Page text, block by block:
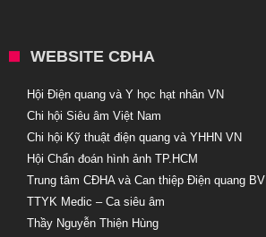
WEBSITE CĐHA
Hội Điện quang và Y học hạt nhân VN
Chi hội Siêu âm Việt Nam
Chi hội Kỹ thuật điện quang và YHHN VN
Hội Chẩn đoán hình ảnh TP.HCM
Trung tâm CĐHA và Can thiệp Điện quang
TTYK Medic – Ca siêu âm
Thầy Nguyễn Thiện Hùng